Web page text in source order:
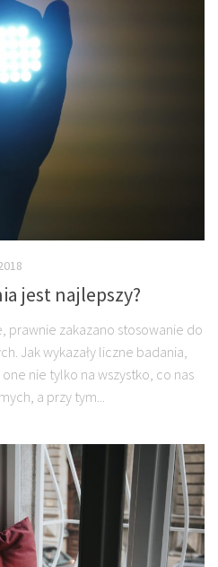
jest najlepszy?
prawnie zakazano stosowanie do
Jak wykazały liczne badania,
nie tylko na wszystko, co nas
a przy tym...